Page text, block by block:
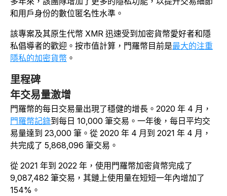
和用戶身份的數位匿名性水準。
該專案及其原生代幣 XMR 迅速受到加密貨幣愛好者和隱
私倡導者的歡迎。按市值計算，門羅幣目前是最大的注重
隱私的加密貨幣 。
里程碑
年交易量激增
門羅幣的每日交易量出現了穩健的增長。2020 年 4 月，
門羅幣記錄到每日 10,000 筆交易。一年後，每日平均交
易量達到 23,000 筆。從 2020 年 4 月到 2021 年 4 月，
共完成了 5,868,096 筆交易。
從 2021 年到 2022 年，使用門羅幣加密貨幣完成了
9,087,482 筆交易，其鏈上使用量在短短一年內增加了
154%。